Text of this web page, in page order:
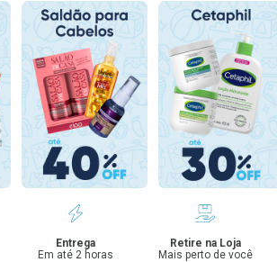
Entrega
Em até 2 horas
Retire na Loja
Mais perto de você